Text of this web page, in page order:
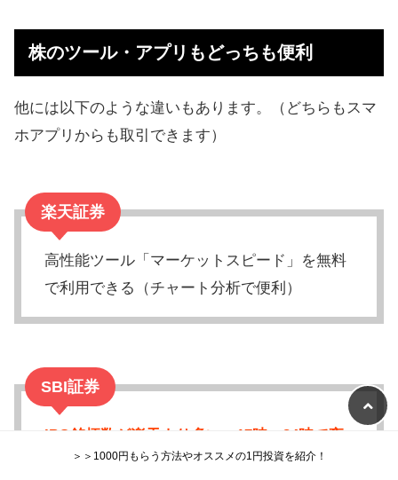
株のツール・アプリもどっちも便利
他には以下のような違いもあります。（どちらもスマ
ホアプリからも取引できます）
楽天証券
高性能ツール「マーケットスピード」を無料
で利用できる（チャート分析で便利）
SBI証券
IPO銘柄数が楽天より多い
17時～24時で夜
間取引ができ、仕事が終わった後も株の取引
＞＞1000円もらう方法やオススメの1円投資を紹介！